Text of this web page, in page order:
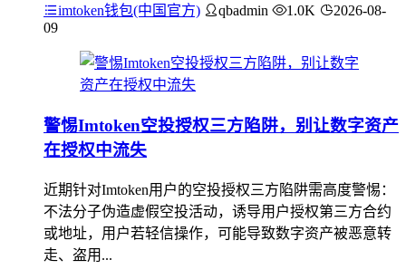
imtoken钱包(中国官方) qbadmin 1.0K
2026-08-
09
警惕Imtoken空投授权三方陷阱，别让数字资产
在授权中流失
近期针对Imtoken用户的空投授权三方陷阱需高度警惕：
不法分子伪造虚假空投活动，诱导用户授权第三方合约
或地址，用户若轻信操作，可能导致数字资产被恶意转
走、盗用...